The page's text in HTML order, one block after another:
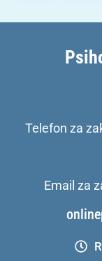
Telefon za
Email za